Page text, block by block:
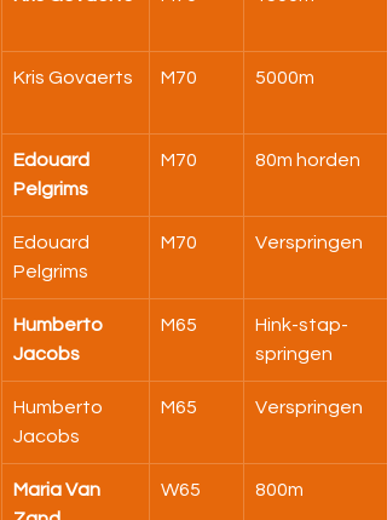
Kris Govaerts M70 5000m
Edouard
Pelgrims
M70 80m horden
Edouard
Pelgrims
M70 Verspringen
Humberto
Jacobs
M65
Hink-stap-
springen
Humberto
Jacobs
M65 Verspringen
Maria Van
W65 800m